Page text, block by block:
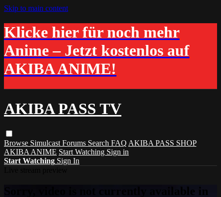
Skip to main content
Klicke hier für noch mehr
Anime – Jetzt kostenlos auf
AKIBA ANIME!
AKIBA PASS TV
Browse Simulcast Forums Search FAQ AKIBA PASS SHOP
AKIBA ANIME Start Watching Sign in
Start Watching Sign In
Sorry, video is not currently available in